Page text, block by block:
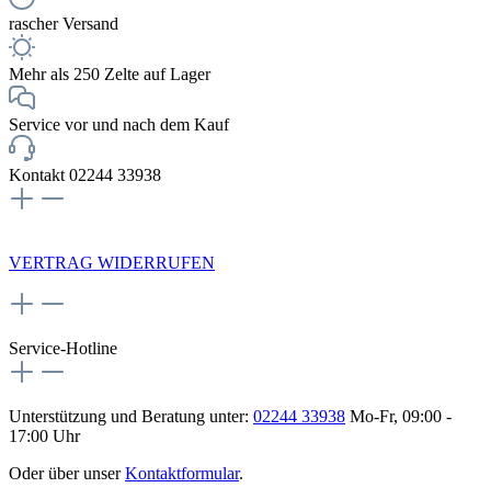
rascher Versand
Mehr als 250 Zelte auf Lager
Service vor und nach dem Kauf
Kontakt 02244 33938
VERTRAG WIDERRUFEN
Service-Hotline
Unterstützung und Beratung unter: 02244 33938 Mo-Fr, 09:00 -
17:00 Uhr
Oder über unserKontaktformular.